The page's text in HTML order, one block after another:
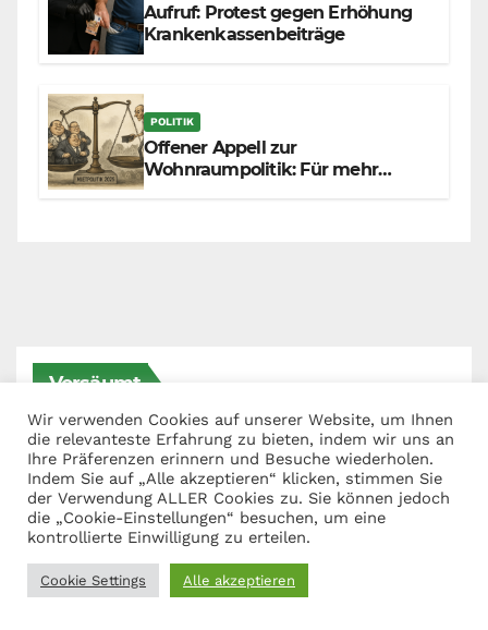
Aufruf: Protest gegen Erhöhung
Krankenkassenbeiträge
POLITIK
Offener Appell zur
Wohnraumpolitik: Für mehr
Versäumt
POLITIK
Merz muss weg! Kanzler Merz
und der eigene Maßstab: Wer
andere richtet, muss sich
Wir verwenden Cookies auf unserer Website, um Ihnen
die relevanteste Erfahrung zu bieten, indem wir uns an
Ihre Präferenzen erinnern und Besuche wiederholen.
Indem Sie auf „Alle akzeptieren“ klicken, stimmen Sie
der Verwendung ALLER Cookies zu. Sie können jedoch
die „Cookie-Einstellungen“ besuchen, um eine
kontrollierte Einwilligung zu erteilen.
Cookie Settings Alle akzeptieren